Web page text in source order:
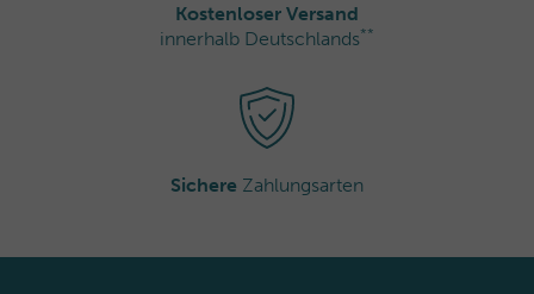
Kostenloser Versand
innerhalb Deutschlands**
Sichere Zahlungsarten